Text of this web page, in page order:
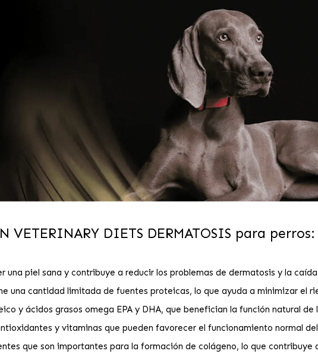
VETERINARY DIETS DERMATOSIS para perros:
una piel sana y contribuye a reducir los problemas de dermatosis y la
una cantidad limitada de fuentes proteicas, lo que ayuda a minimizar el
y ácidos grasos omega EPA y DHA, que benefician la función natural de
y vitaminas que pueden favorecer el funcionamiento normal
que son importantes para la formación de colágeno, lo que contribuye